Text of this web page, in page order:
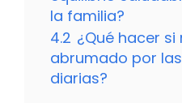
la familia?
4.2 ¿Qué hacer
abrumado por
diarias?